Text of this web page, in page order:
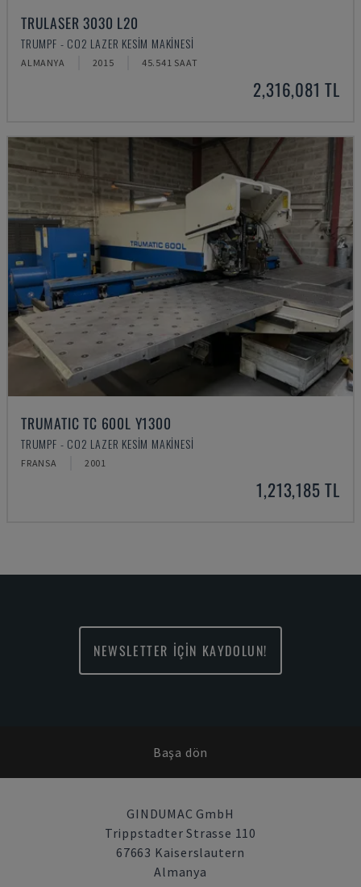
TRULASER 3030 L20
TRUMPF - CO2 LAZER KESIM MAKINESI
ALMANYA 2015 45.541 SAAT
2,316,081 TL
TRUMATIC TC 600L Y1300
TRUMPF - CO2 LAZER KESIM MAKINESI
FRANSA 2001
1,213,185 TL
NEWSLETTER İÇİN KAYDOLUN!
Başa dön
GINDUMAC GmbH
Trippstadter Strasse 110
67663 Kaiserslautern
Almanya